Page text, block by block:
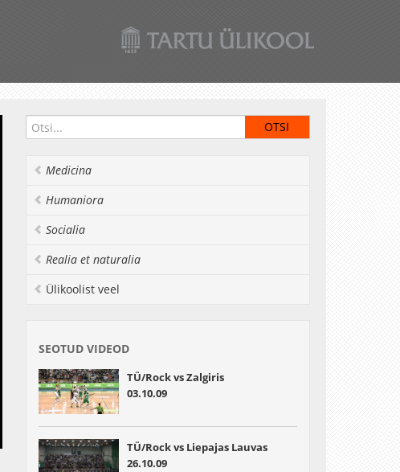
Medicina
Humaniora
Socialia
Realia et naturalia
Ülikoolist veel
SEOTUD VIDEOD
TÜ/Rock vs Zalgiris
03.10.09
TÜ/Rock vs Liepajas Lauvas
26.10.09